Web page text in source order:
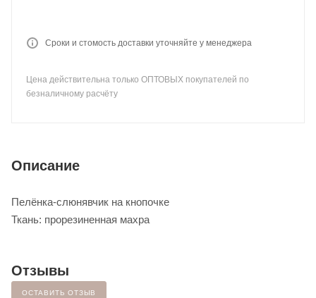
Сроки и стомость доставки уточняйте у менеджера
Цена действительна только ОПТОВЫХ покупателей по
безналичному расчёту
Описание
Пелёнка-слюнявчик на кнопочке
Ткань: прорезиненная махра
Отзывы
ОСТАВИТЬ ОТЗЫВ